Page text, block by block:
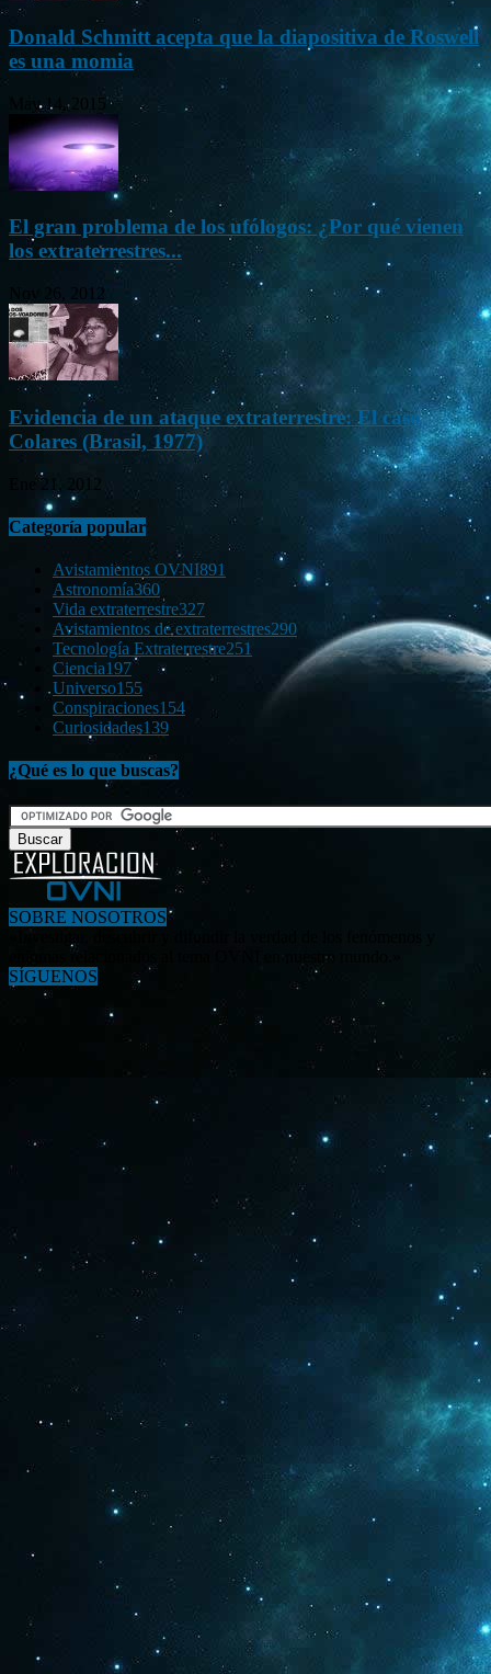
Donald Schmitt acepta que la diapositiva de Roswell
es una momia
May 14, 2015
El gran problema de los ufólogos: ¿Por qué vienen
los extraterrestres...
Nov 26, 2012
Evidencia de un ataque extraterrestre: El caso
Colares (Brasil, 1977)
Ene 21, 2012
Categoría popular
Avistamientos OVNI891
Astronomía360
Vida extraterrestre327
Avistamientos de extraterrestres290
Tecnología Extraterrestre251
Ciencia197
Universo155
Conspiraciones154
Curiosidades139
¿Qué es lo que buscas?
SOBRE NOSOTROS
enigmas relacionados al tema OVNI en nuestro mundo.»
SÍGUENOS